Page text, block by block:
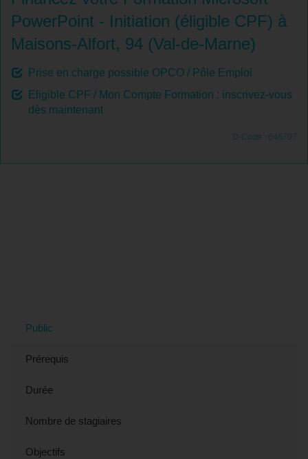
PowerPoint - Initiation (éligible CPF) à
Maisons-Alfort, 94 (Val-de-Marne)
Prise en charge possible OPCO / Pôle Emploi
Eligible CPF / Mon Compte Formation : inscrivez-vous
dès maintenant
D-Code : 648707
Public
Prérequis
Durée
Nombre de stagiaires
Objectifs